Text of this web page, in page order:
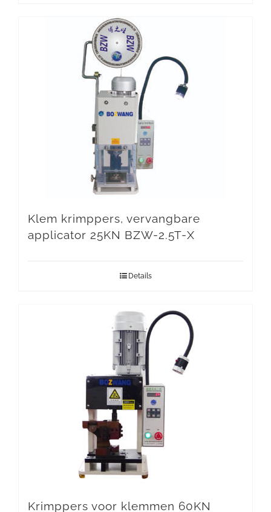
Klem krimppers, vervangbare
applicator 25KN BZW-2.5T-X
Details
Krimppers voor klemmen 60KN